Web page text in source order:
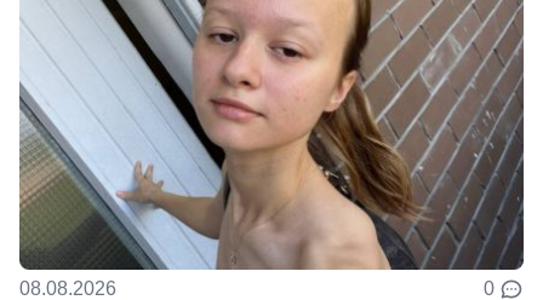
08.08.2026 0